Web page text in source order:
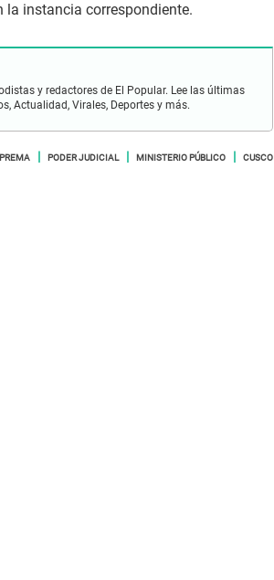
la instancia correspondiente.
y redactores de El Popular. Lee las últimas
Actualidad, Virales, Deportes y más.
PODER JUDICIAL MINISTERIO PÚBLICO CUSCO